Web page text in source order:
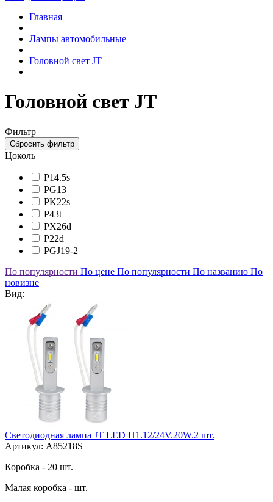
Главная
Лампы автомобильные
Головной свет JT
Головной свет JT
Фильтр
Сбросить фильтр
Цоколь
P14.5s
PG13
PK22s
P43t
PX26d
P22d
PGJ19-2
По популярности По цене По популярности По названию По
новизне
Вид:
Светодиодная лампа JT LED H1.12/24V.20W.2 шт.
Артикул: A85218S
Коробка - 20 шт.
Малая коробка - шт.